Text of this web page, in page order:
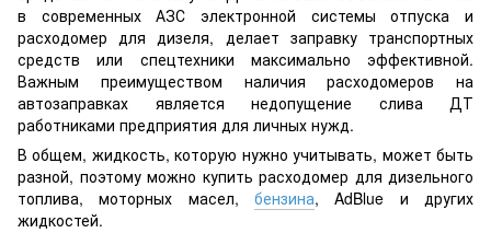
в современных АЗС электронной системы отпуска и
расходомер для дизеля, делает заправку транспортных
средств или спецтехники максимально эффективной.
Важным преимуществом наличия расходомеров на
автозаправках является недопущение слива ДТ
работниками предприятия для личных нужд.
В общем, жидкость, которую нужно учитывать, может быть
разной, поэтому можно купить расходомер для дизельного
топлива, моторных масел, бензина, AdBlue и других
жидкостей.